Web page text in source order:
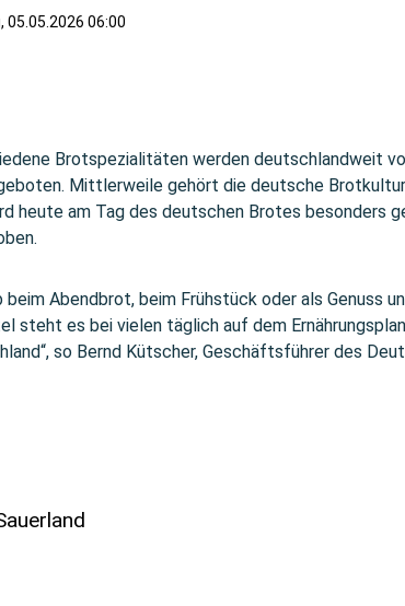
05.05.2026 06:00
Brotspezialitäten werden deutschlandweit
Mittlerweile gehört die deutsche
heute am Tag des deutschen Brotes besonders
beim Abendbrot, beim Frühstück oder als Genuss
steht es bei vielen täglich auf dem
so Bernd Kütscher, Geschäftsführer des